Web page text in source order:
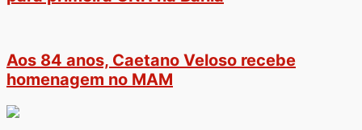
Aos 84 anos, Caetano Veloso recebe
homenagem no MAM